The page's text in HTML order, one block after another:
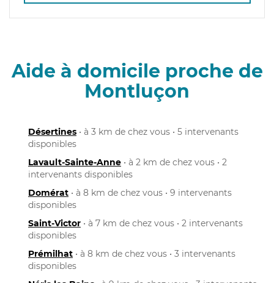
Aide à domicile proche de
Montluçon
Désertines • à 3 km de chez vous • 5 intervenants
disponibles
Lavault-Sainte-Anne • à 2 km de chez vous • 2
intervenants disponibles
Domérat • à 8 km de chez vous • 9 intervenants
disponibles
Saint-Victor • à 7 km de chez vous • 2 intervenants
disponibles
Prémilhat • à 8 km de chez vous • 3 intervenants
disponibles